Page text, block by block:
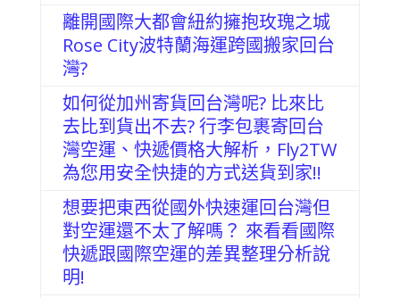
離開國際大都會紐約擁抱玫瑰之城
Rose City波特蘭海運跨國搬家回台
灣?
如何從加州寄貨回台灣呢? 比來比
去比到貨出不去? 行李包裹寄回台
灣空運、快遞價格大解析，Fly2TW
為您用安全快捷的方式送貨到家!!
想要把東西從國外快速運回台灣但
對空運還不太了解嗎？ 來看看國際
快遞跟國際空運的差異整理分析說
明!